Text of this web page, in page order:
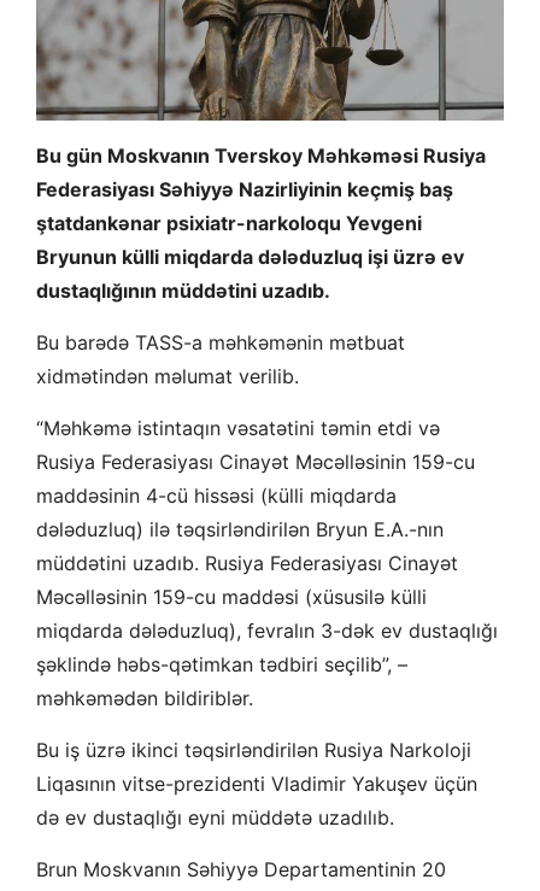
Bu gün Moskvanın Tverskoy Məhkəməsi Rusiya
Federasiyası Səhiyyə Nazirliyinin keçmiş baş
ştatdankənar psixiatr-narkoloqu Yevgeni
Bryunun külli miqdarda dələduzluq işi üzrə ev
dustaqlığının müddətini uzadıb.
Bu barədə TASS-a məhkəmənin mətbuat
xidmətindən məlumat verilib.
“Məhkəmə istintaqın vəsatətini təmin etdi və
Rusiya Federasiyası Cinayət Məcəlləsinin 159-cu
maddəsinin 4-cü hissəsi (külli miqdarda
dələduzluq) ilə təqsirləndirilən Bryun E.A.-nın
müddətini uzadıb. Rusiya Federasiyası Cinayət
Məcəlləsinin 159-cu maddəsi (xüsusilə külli
miqdarda dələduzluq), fevralın 3-dək ev dustaqlığı
şəklində həbs-qətimkan tədbiri seçilib”, –
məhkəmədən bildiriblər.
Bu iş üzrə ikinci təqsirləndirilən Rusiya Narkoloji
Liqasının vitse-prezidenti Vladimir Yakuşev üçün
də ev dustaqlığı eyni müddətə uzadılıb.
Brun Moskvanın Səhiyyə Departamentinin 20